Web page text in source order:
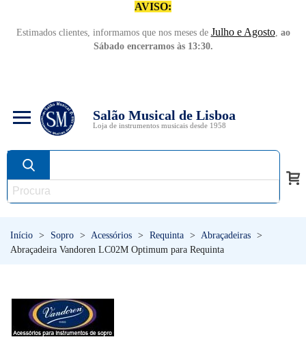
AVISO:
Estimados clientes, informamos que nos meses de Julho e Agosto, ao
Sábado encerramos às 13:30.
Salão Musical de Lisboa
Loja de instrumentos musicais desde 1958
Início > Sopro > Acessórios > Requinta > Abraçadeiras >
Abraçadeira Vandoren LC02M Optimum para Requinta